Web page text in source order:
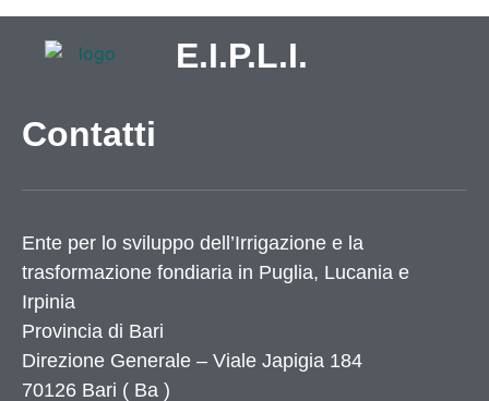
E.I.P.L.I.
Contatti
Ente per lo sviluppo dell’Irrigazione e la
trasformazione fondiaria in Puglia, Lucania e
Irpinia
Provincia di Bari
Direzione Generale – Viale Japigia 184
70126 Bari ( Ba )